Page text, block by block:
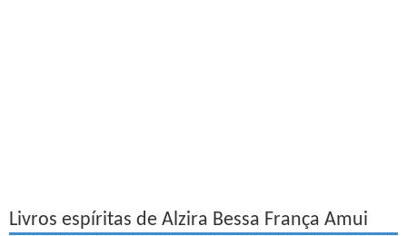
Livros espíritas de Alzira Bessa França Amui